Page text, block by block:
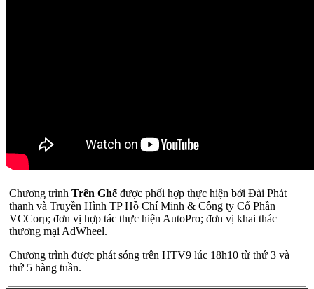
Chương trình Trên Ghếđược phối hợp thực hiện bởi Đài Phát
thanh và Truyền Hình TP Hồ Chí Minh & Công ty Cổ Phần
VCCorp; đơn vị hợp tác thực hiện AutoPro; đơn vị khai thác
thương mại AdWheel.
Chương trình được phát sóng trên HTV9 lúc 18h10 từ thứ 3 và
thứ 5 hàng tuần.